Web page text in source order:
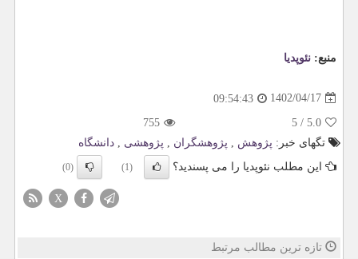
منبع: نئوپدیا
1402/04/17
09:54:43
5.0
/
5
755
تگهای خبر: پژوهش , پژوهشگران , پژوهشی , دانشگاه
این مطلب نئوپدیا را می پسندید؟
(1)
(0)
X
تازه ترین مطالب مرتبط